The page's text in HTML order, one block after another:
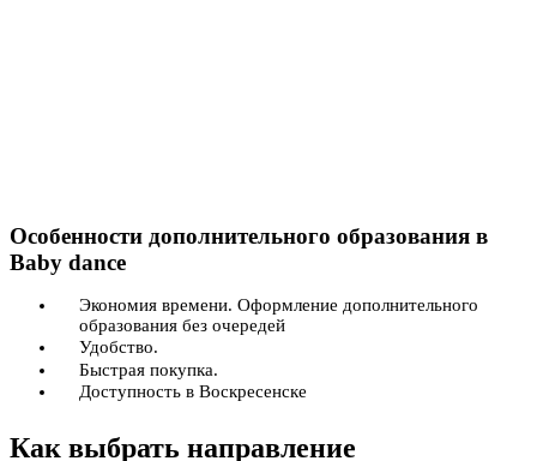
Особенности дополнительного образования в
Baby dance
Экономия времени. Оформление дополнительного
образования без очередей
Удобство.
Быстрая покупка.
Доступность в Воскресенске
Как выбрать направление